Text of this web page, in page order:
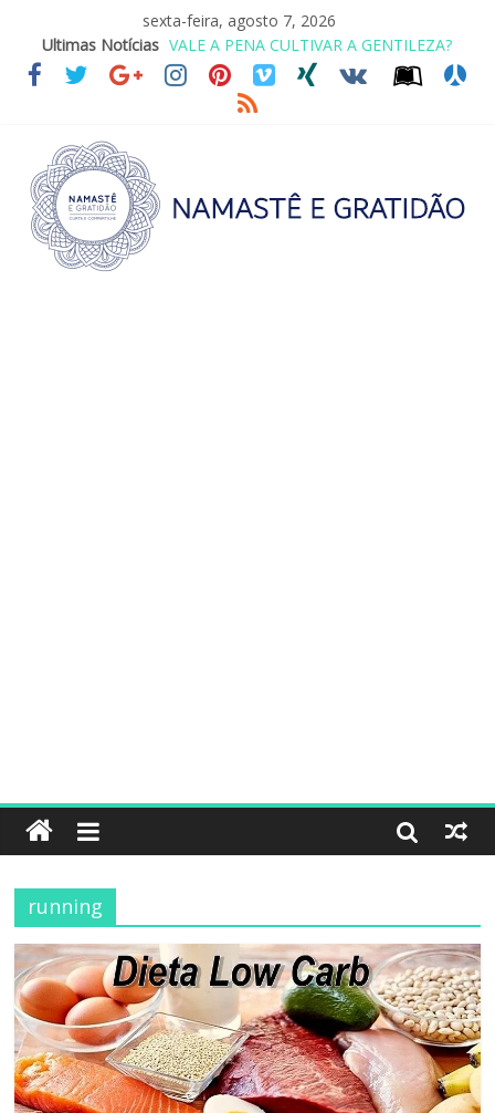
sexta-feira, agosto 7, 2026
Ultimas Notícias
VALE A PENA CULTIVAR A GENTILEZA?
REINVENTANDO A VIDA AOS 70 ANOS
LEI DO RETORNO
O ATO DE ABRAÇAR
running